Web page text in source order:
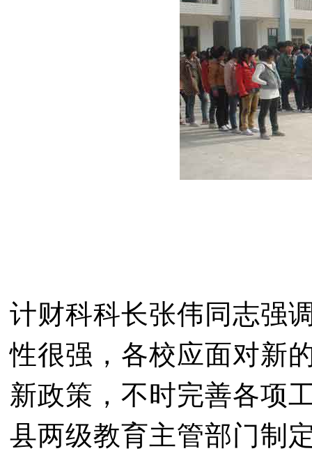
计财科科长张伟同志强
性很强，各校应面对新
新政策，不时完善各项
县两级教育主管部门制